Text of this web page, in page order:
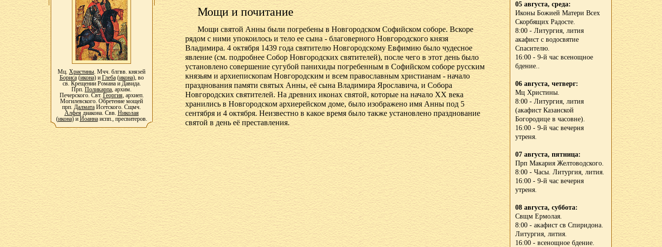
Мц. Христины. Мчч. блгвв. князей
Бориса(икона) и Глеба(икона), во
св. Крещении Романа и Давида.
Прп. Поликарпа, архим.
Печерского. Свт. Георгия, архиеп.
Могилевского. Обретение мощей
прп. Далмата Исетского. Сщмч.
Алфеядиакона. Свв. Николая
(икона) и Иоаннаиспп., пресвитеров.
Мощи и почитание
Мощи святой Анны были погребены в Новгородском Софийском соборе. Вскоре
рядом с ними упокоилось и тело ее сына - благоверного Новгородского князя
Владимира. 4 октября 1439 года святителю Новгородскому Евфимию было чудесное
явление (см. подробнее Собор Новгородских святителей), после чего в этот день было
установлено совершение сугубой панихиды погребенным в Софийском соборе русским
князьям и архиепископам Новгородским и всем православным христианам - начало
празднования памяти святых Анны, её сына Владимира Ярославича, и Собора
Новгородских святителей. На древних иконах святой, которые на начало XX века
хранились в Новгородском архиерейском доме, было изображено имя Анны под 5
сентября и 4 октября. Неизвестно в какое время было также установлено празднование
святой в день её преставления.
05 августа, среда:
Иконы Божией Матери Всех
Скорбящих Радосте.
8:00 - Литургия, лития
акафист с водосвятие
Спасителю.
16:00 - 9-й час всенощное
бдение..
06 августа, четверг:
Мц Христины.
8:00 - Литургия, лития
(акафист Казанской
Богородице в часовне).
16:00 - 9-й час вечерня
утреня.
07 августа, пятница:
Прп Макария Желтоводского.
8:00 - Часы. Литургия, лития.
16:00 - 9-й час вечерня
утреня.
08 августа, суббота:
Свщм Ермолая.
8:00 - акафист св Спиридона.
Литургия, лития.
16:00 - всенощное бдение.